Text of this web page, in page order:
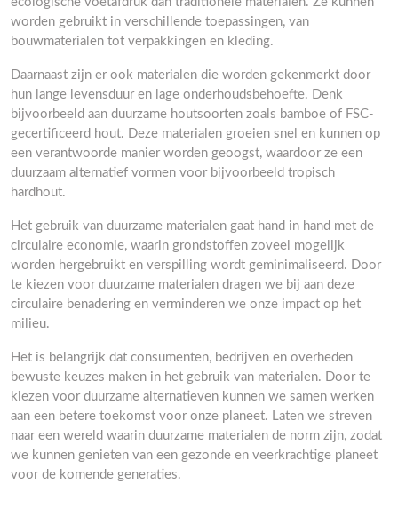
worden gebruikt in verschillende toepassingen, van
bouwmaterialen tot verpakkingen en kleding.
Daarnaast zijn er ook materialen die worden gekenmerkt door
hun lange levensduur en lage onderhoudsbehoefte. Denk
bijvoorbeeld aan duurzame houtsoorten zoals bamboe of FSC-
gecertificeerd hout. Deze materialen groeien snel en kunnen op
een verantwoorde manier worden geoogst, waardoor ze een
duurzaam alternatief vormen voor bijvoorbeeld tropisch
hardhout.
Het gebruik van duurzame materialen gaat hand in hand met de
circulaire economie, waarin grondstoffen zoveel mogelijk
worden hergebruikt en verspilling wordt geminimaliseerd. Door
te kiezen voor duurzame materialen dragen we bij aan deze
circulaire benadering en verminderen we onze impact op het
milieu.
Het is belangrijk dat consumenten, bedrijven en overheden
bewuste keuzes maken in het gebruik van materialen. Door te
kiezen voor duurzame alternatieven kunnen we samen werken
aan een betere toekomst voor onze planeet. Laten we streven
naar een wereld waarin duurzame materialen de norm zijn, zodat
we kunnen genieten van een gezonde en veerkrachtige planeet
voor de komende generaties.